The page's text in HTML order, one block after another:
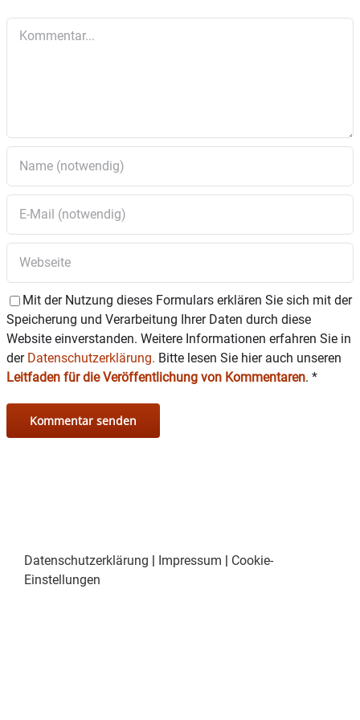
Lassen Sie sich mitnehmen …
Geschäfte waren bis Ende August Fotos zu
verschiedenen Themen zu sehen.
der VHS geplant mit dem Titel „Fotokunst“.
Foto: Margit Kopp-Brosi / Fotogruppe Wasserburg
Mit der Nutzung dieses Formulars erklären Sie sich mit der
Speicherung und Verarbeitung Ihrer Daten durch diese
Website einverstanden. Weitere Informationen erfahren Sie in
der Datenschutzerklärung. Bitte lesen Sie hier auch unseren
Leitfaden für die Veröffentlichung von Kommentaren. *
Datenschutzerklärung | Impressum | Cookie-
Einstellungen